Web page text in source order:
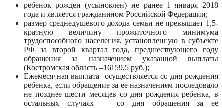
ребенок рожден (усыновлен) не ранее 1 января 2018
года и является гражданином Российской Федерации;
размер среднедушевого дохода семьи не превышает 1,5-
кратную величину прожиточного минимума
трудоспособного населения, установленную в субъекте
РФ за второй квартал года, предшествующего году
обращения за назначением указанной выплаты
(Костромская область –16159,5 руб.);
Ежемесячная выплата осуществляется со дня рождения
ребенка, если обращение за ее назначением последовало
не позднее шести месяцев со дня рождения ребенка, в
остальных случаях — со дня обращения за ее